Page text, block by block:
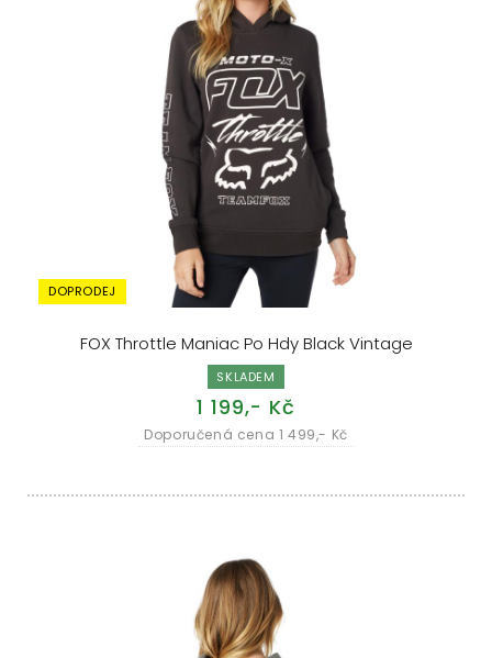
FOX Throttle Maniac Po Hdy Black Vintage
SKLADEM
1 199,- Kč
Doporučená cena 1 499,- Kč
DOPRODEJ